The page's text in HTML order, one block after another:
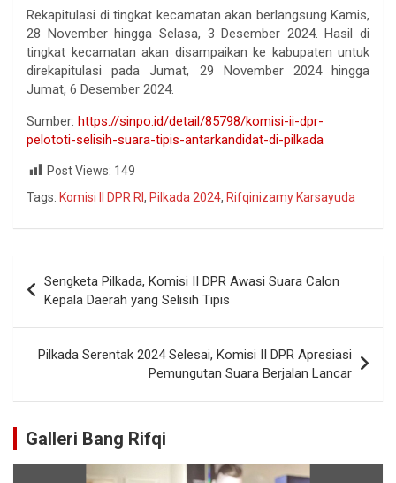
Rekapitulasi di tingkat kecamatan akan berlangsung Kamis,
28 November hingga Selasa, 3 Desember 2024. Hasil di
tingkat kecamatan akan disampaikan ke kabupaten untuk
direkapitulasi pada Jumat, 29 November 2024 hingga
Jumat, 6 Desember 2024.
Sumber: https://sinpo.id/detail/85798/komisi-ii-dpr-
pelototi-selisih-suara-tipis-antarkandidat-di-pilkada
Post Views: 149
Tags: Komisi II DPR RI , Pilkada 2024, Rifqinizamy Karsayuda
Sengketa Pilkada, Komisi II DPR Awasi Suara Calon
Kepala Daerah yang Selisih Tipis
Pilkada Serentak 2024 Selesai, Komisi II DPR Apresiasi
Pemungutan Suara Berjalan Lancar
Galleri Bang Rifqi